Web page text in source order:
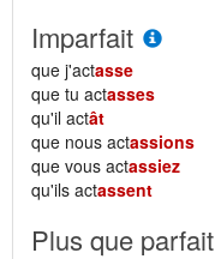
Imparfait
que j'actasse
que tu actasses
qu'il actât
que nous actassions
que vous actassiez
qu'ils actassent
Plus que parfait